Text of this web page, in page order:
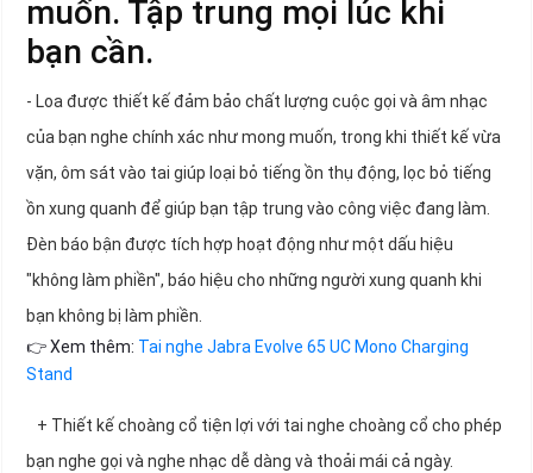
muốn. Tập trung mọi lúc khi
bạn cần.
- Loa được thiết kế đảm bảo chất lượng cuộc gọi và âm nhạc
của bạn nghe chính xác như mong muốn, trong khi thiết kế vừa
vặn, ôm sát vào tai giúp loại bỏ tiếng ồn thụ động, lọc bỏ tiếng
ồn xung quanh để giúp bạn tập trung vào công việc đang làm.
Đèn báo bận được tích hợp hoạt động như một dấu hiệu
"không làm phiền", báo hiệu cho những người xung quanh khi
bạn không bị làm phiền.
👉 Xem thêm: Tai nghe Jabra Evolve 65 UC Mono Charging
Stand
+ Thiết kế choàng cổ tiện lợi với tai nghe choàng cổ cho phép
bạn nghe gọi và nghe nhạc dễ dàng và thoải mái cả ngày.